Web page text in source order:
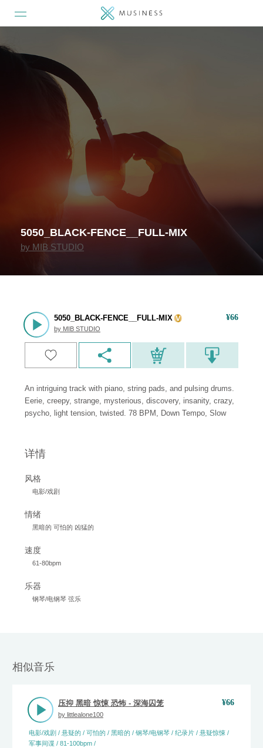
5050_BLACK-FENCE__FULL-MIX
by MIB STUDIO
5050_BLACK-FENCE__FULL-MIX
by MIB STUDIO
¥66
An intriguing track with piano, string pads, and pulsing drums.
Eerie, creepy, strange, mysterious, discovery, insanity, crazy,
psycho, light tension, twisted. 78 BPM, Down Tempo, Slow
详情
风格
电影/戏剧
情绪
黑暗的 可怕的 凶猛的
速度
61-80bpm
乐器
钢琴/电钢琴 弦乐
相似音乐
压抑 黑暗 惊悚 恐怖 - 深海囚笼
by littlealone100
¥66
电影/戏剧 / 悬疑的 / 可怕的 / 黑暗的 / 钢琴/电钢琴 / 纪录片 / 悬疑惊悚 /
军事间谍 / 81-100bpm /